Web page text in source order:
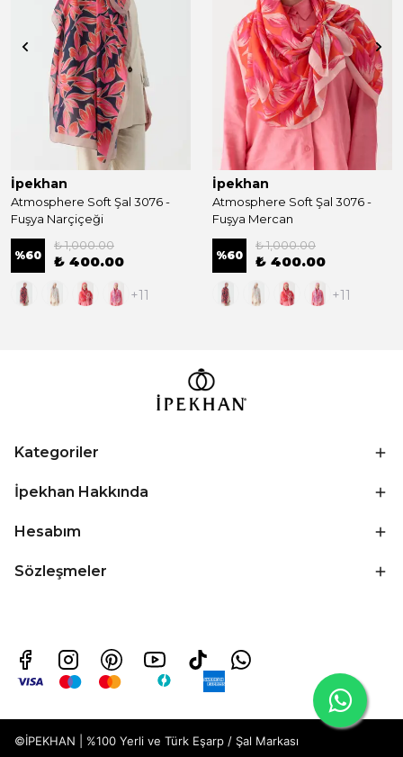
İpekhan
Atmosphere Soft Şal 3076 -
Fuşya Narçiçeği
%60
₺ 1,000.00
₺ 400.00
+11
İpekhan
Atmosphere Soft Şal 3076 -
Fuşya Mercan
%60
₺ 1,000.00
₺ 400.00
+11
Kategoriler
İpekhan Hakkında
Hesabım
Sözleşmeler
©İPEKHAN | %100 Yerli ve Türk Eşarp / Şal Markası